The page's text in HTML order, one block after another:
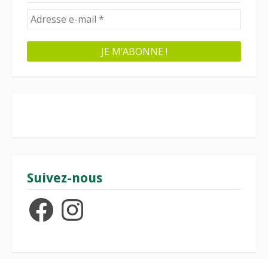
Suivez-nous
FacebookInstagram